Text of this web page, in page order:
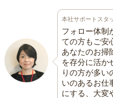
本社サポートスタ
フォロー体制
ての方もご安
あなたのお掃
を存分に活か
りの方が多い
いのあるお仕
にする、大変